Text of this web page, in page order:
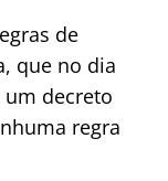
de
que no dia
decreto
regra